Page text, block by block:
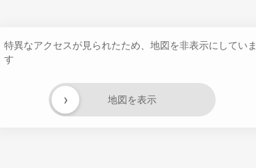
特異なアクセスが見られたため、地図を非表示にしていま
す
地図を表示
›